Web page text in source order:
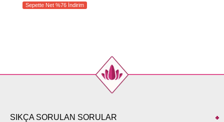
Sepette Net %76 İndirim
SIKÇA SORULAN SORULAR